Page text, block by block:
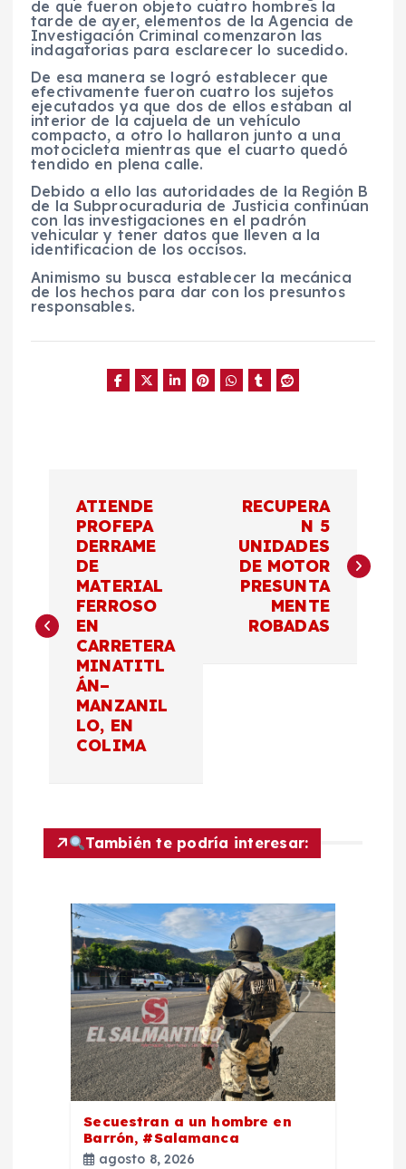
de que fueron objeto cuatro hombres la
tarde de ayer, elementos de la Agencia de
Investigación Criminal comenzaron las
indagatorias para esclarecer lo sucedido.
De esa manera se logró establecer que
efectivamente fueron cuatro los sujetos
ejecutados ya que dos de ellos estaban al
interior de la cajuela de un vehículo
compacto, a otro lo hallaron junto a una
motocicleta mientras que el cuarto quedó
tendido en plena calle.
Debido a ello las autoridades de la Región B
de la Subprocuraduria de Justicia continúan
con las investigaciones en el padrón
vehicular y tener datos que lleven a la
identificacion de los occisos.
Animismo su busca establecer la mecánica
de los hechos para dar con los presuntos
responsables.
e
ATIENDE
PROFEPA
DERRAME
DE
MATERIAL
FERROSO
EN
CARRETERA
MINATITL
ÁN–
MANZANIL
LO, EN
COLIMA
RECUPERA
N 5
UNIDADES
DE MOTOR
PRESUNTA
MENTE
ROBADAS
También te podría interesar:
Secuestran a un hombre en
Barrón, #Salamanca
agosto 8, 2026